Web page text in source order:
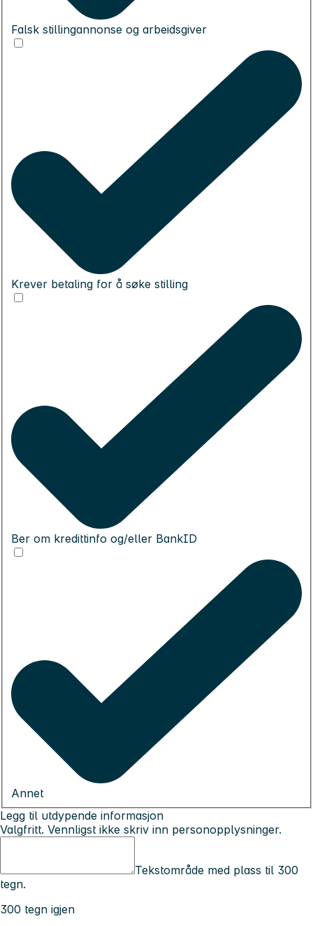
Falsk stillingannonse og arbeidsgiver
Krever betaling for å søke stilling
Ber om kredittinfo og/eller BankID
Annet
Legg til utdypende informasjon
Valgfritt. Vennligst ikke skriv inn personopplysninger.
Tekstområde med plass til 300
tegn.
300 tegn igjen